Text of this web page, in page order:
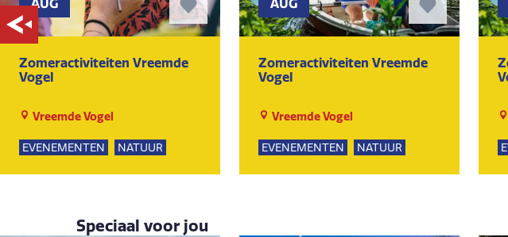
AUG
Zomeractiviteiten Vreemde
Vogel
Vreemde Vogel
EVENEMENTEN
NATUUR
SPEELTUIN
GROEPSUITJES
AUG
Zomeractiviteiten Vreemde
Vogel
Vreemde Vogel
EVENEMENTEN
NATUUR
SPEELTUIN
GROEPSUITJES
Speciaal voor jou